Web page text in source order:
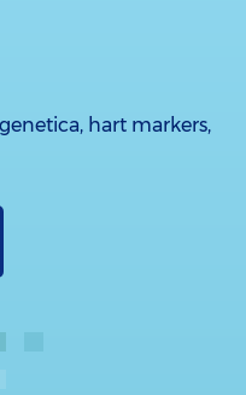
hart markers,